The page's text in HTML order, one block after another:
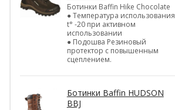
Ботинки Baffin Hike Chocolate
● Температура использования
t° -20 при активном
использовании
● Подошва Резиновый
протектор с повышенным
сцеплением.
Ботинки Baffin HUDSON
BBJ